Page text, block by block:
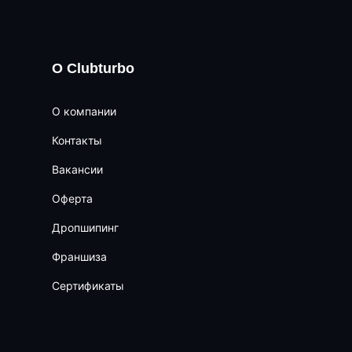
О Clubturbo
О компании
Контакты
Вакансии
Оферта
Дропшипинг
Франшиза
Сертификаты